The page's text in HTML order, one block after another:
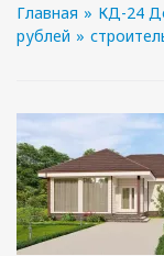
Главная » КД-24
рублей »